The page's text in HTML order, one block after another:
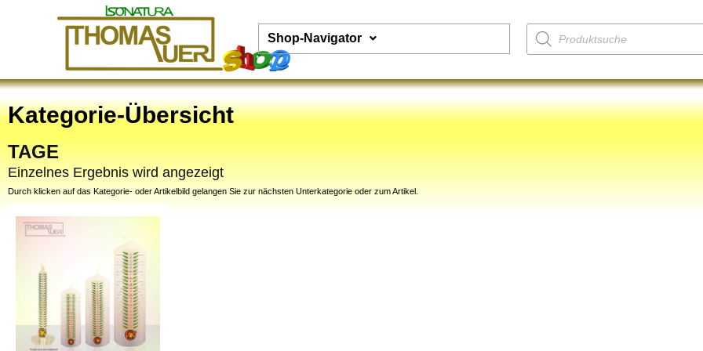
Shop-Navigator
Kategorie-Übersicht
TAGE
Einzelnes Ergebnis wird angezeigt
Durch klicken auf das Kategorie- oder Artikelbild gelangen Sie zur nächsten Unterkategorie oder zum Artikel.